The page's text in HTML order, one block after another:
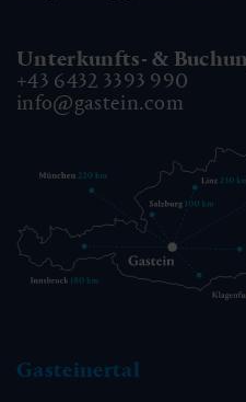
Unterkunfts- &
+43 6432 3393 990
info@gastein.com
Gasteinertal